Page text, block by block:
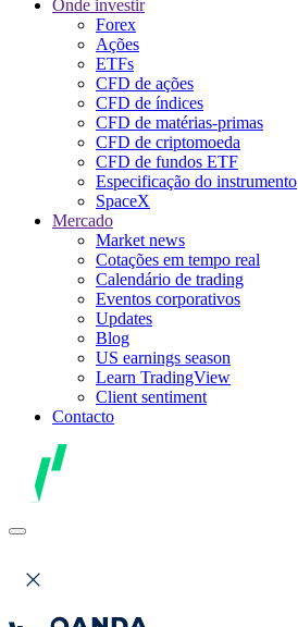
Onde investir
Forex
Ações
ETFs
CFD de ações
CFD de índices
CFD de matérias-primas
CFD de criptomoeda
CFD de fundos ETF
Especificação do instrumento
SpaceX
Mercado
Market news
Cotações em tempo real
Calendário de trading
Eventos corporativos
Updates
Blog
US earnings season
Learn TradingView
Client sentiment
Contacto